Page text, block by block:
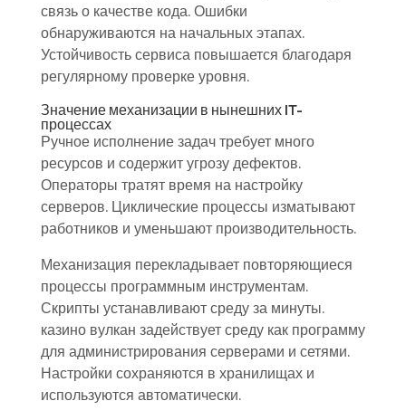
связь о качестве кода. Ошибки
обнаруживаются на начальных этапах.
Устойчивость сервиса повышается благодаря
регулярному проверке уровня.
Значение механизации в нынешних IT-
процессах
Ручное исполнение задач требует много
ресурсов и содержит угрозу дефектов.
Операторы тратят время на настройку
серверов. Циклические процессы изматывают
работников и уменьшают производительность.
Механизация перекладывает повторяющиеся
процессы программным инструментам.
Скрипты устанавливают среду за минуты.
казино вулкан задействует среду как программу
для администрирования серверами и сетями.
Настройки сохраняются в хранилищах и
используются автоматически.